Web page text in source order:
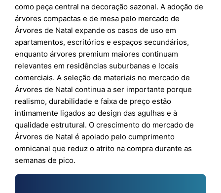
como peça central na decoração sazonal. A adoção de
árvores compactas e de mesa pelo mercado de
Árvores de Natal expande os casos de uso em
apartamentos, escritórios e espaços secundários,
enquanto árvores premium maiores continuam
relevantes em residências suburbanas e locais
comerciais. A seleção de materiais no mercado de
Árvores de Natal continua a ser importante porque
realismo, durabilidade e faixa de preço estão
intimamente ligados ao design das agulhas e à
qualidade estrutural. O crescimento do mercado de
Árvores de Natal é apoiado pelo cumprimento
omnicanal que reduz o atrito na compra durante as
semanas de pico.